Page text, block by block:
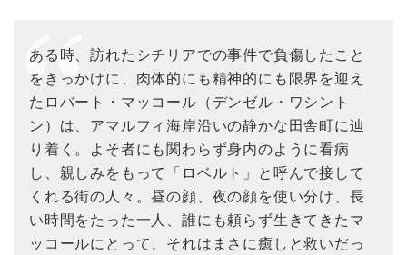
ある時、訪れたシチリアでの事件で負傷したこと
をきっかけに、肉体的にも精神的にも限界を迎え
たロバート・マッコール（デンゼル・ワシント
ン）は、アマルフィ海岸沿いの静かな田舎町に辿
り着く。よそ者にも関わらず身内のように看病
し、親しみをもって「ロベルト」と呼んで接して
くれる街の人々。昼の顔、夜の顔を使い分け、長
い時間をたった一人、誰にも頼らず生きてきたマ
ッコールにとって、それはまさに癒しと救いだっ